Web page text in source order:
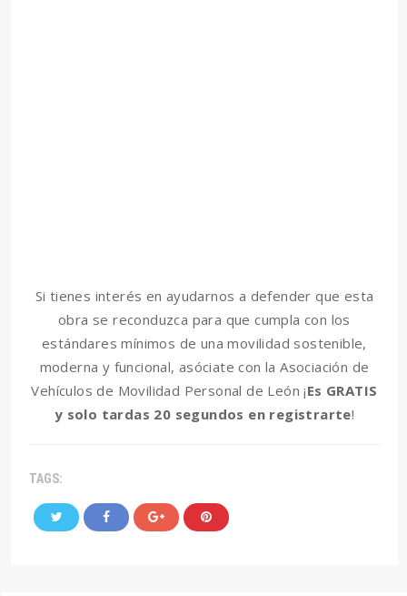
Si tienes interés en ayudarnos a defender que esta
obra se reconduzca para que cumpla con los
estándares mínimos de una movilidad sostenible,
moderna y funcional, asóciate con la Asociación de
Vehículos de Movilidad Personal de León ¡Es GRATIS
y solo tardas 20 segundos en registrarte!
TAGS: